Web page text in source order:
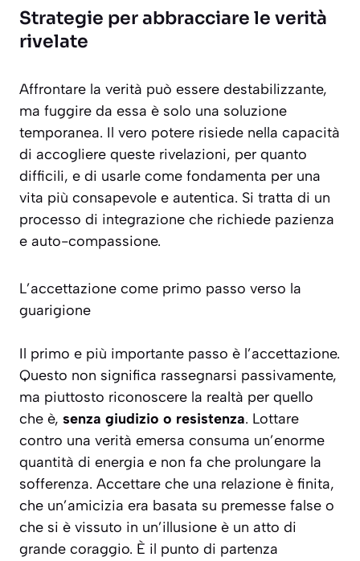
Strategie per abbracciare le verità
rivelate
Affrontare la verità può essere destabilizzante,
ma fuggire da essa è solo una soluzione
temporanea. Il vero potere risiede nella capacità
di accogliere queste rivelazioni, per quanto
difficili, e di usarle come fondamenta per una
vita più consapevole e autentica. Si tratta di un
processo di integrazione che richiede pazienza
e auto-compassione.
L’accettazione come primo passo verso la
guarigione
Il primo e più importante passo è l’accettazione.
Questo non significa rassegnarsi passivamente,
ma piuttosto riconoscere la realtà per quello
che è, senza giudizio o resistenza. Lottare
contro una verità emersa consuma un’enorme
quantità di energia e non fa che prolungare la
sofferenza. Accettare che una relazione è finita,
che un’amicizia era basata su premesse false o
che si è vissuto in un’illusione è un atto di
grande coraggio. È il punto di partenza